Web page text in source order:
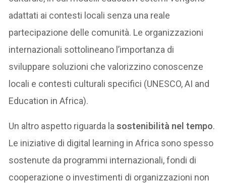
adattati ai contesti locali senza una reale
partecipazione delle comunità. Le organizzazioni
internazionali sottolineano l’importanza di
sviluppare soluzioni che valorizzino conoscenze
locali e contesti culturali specifici (UNESCO, AI and
Education in Africa).
Un altro aspetto riguarda lasostenibilità nel tempo.
Le iniziative di digital learning in Africa sono spesso
sostenute da programmi internazionali, fondi di
cooperazione o investimenti di organizzazioni non